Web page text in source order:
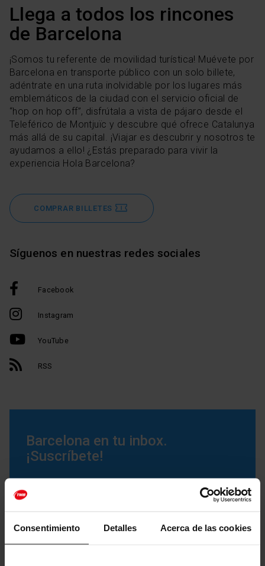
Consentimiento Detalles Acerca de las cookies
Llega a todos los rincones
de Barcelona
¡Somos tu referente de movilidad turística! Muévete por
Barcelona en transporte público con un solo billete,
adéntrate en una ruta inolvidable por los lugares más
emblemáticos de la ciudad con el servicio oficial de
“hop on hop off”, disfrútala a vista de pájaro desde el
Teleférico de Montjuïc y descubre qué ofrece Catalunya
más allá de su capital. ¡Viajar es descubrir y nosotros te
ayudamos a ello! ¿Estás preparado para vivir la
experiencia Hola Barcelona?
COMPRAR BILLETES
Síguenos en nuestras redes sociales
Facebook
Instagram
YouTube
RSS
Barcelona en tu inbox.
¡Suscríbete!
Recibe en tu correo electrónico los mejores
artículos y promociones: